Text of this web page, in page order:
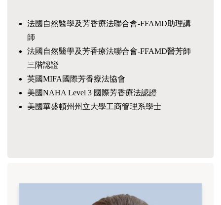
法國自然醫學及芳香療法聯合會-FFAMD助理講
師
法國自然醫學及芳香療法聯合會-FFAMD醫芳師
三階認證
英國MIFA國際芳香療法協會
美國NAHA Level 3 國際芳香療法認證
美國華盛頓州州立大學工商管理系學士